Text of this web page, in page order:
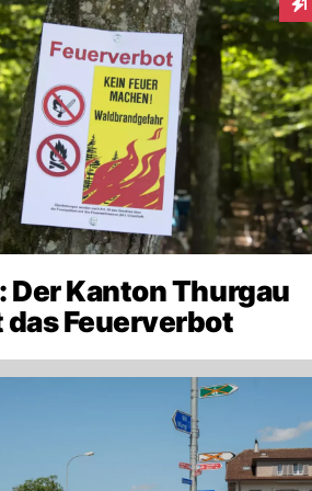
1
Der Kanton Thurgau
Feuerverbot